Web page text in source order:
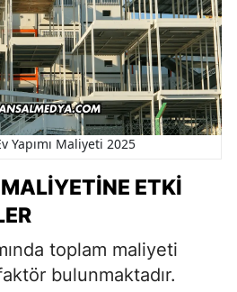
Yapımı Maliyeti 2025
ETKI
toplam maliyeti
bulunmaktadır.